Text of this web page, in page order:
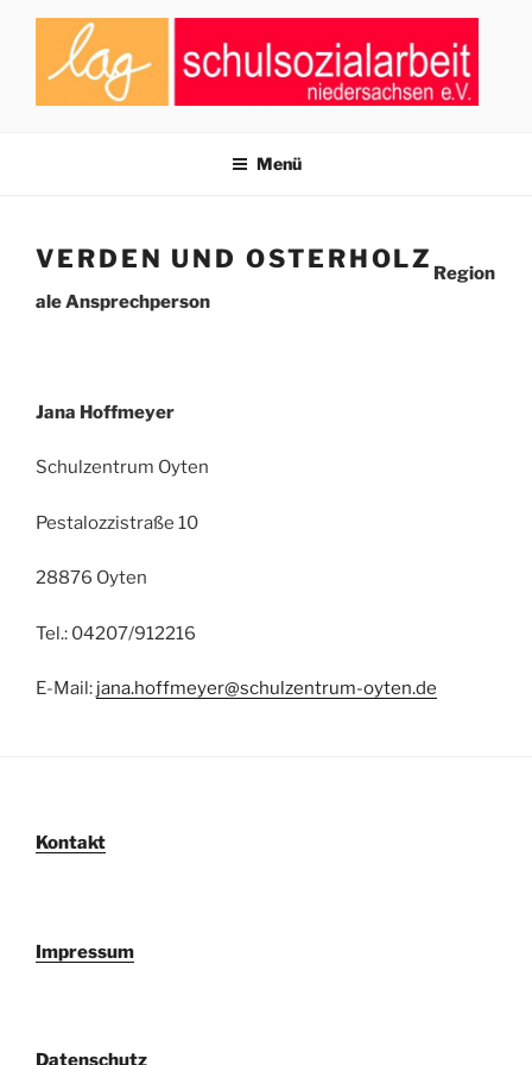
Zum
springen
NIEDERSACHSEN E.V.
Menü
VERDEN UND OSTERHOLZ Region
ale Ansprechperson
Jana Hoffmeyer
Schulzentrum Oyten
Pestalozzistraße 10
28876 Oyten
Tel.: 04207/912216
E-Mail: jana.hoffmeyer@schulzentrum-oyten.de
Kontakt
Impressum
Datenschutz